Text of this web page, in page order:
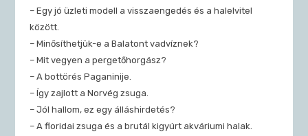
– Egy jó üzleti modell a visszaengedés és a halelvitel
között.
– Minősíthetjük-e a Balatont vadvíznek?
– Mit vegyen a pergetőhorgász?
– A bottörés Paganinije.
– Így zajlott a Norvég zsuga.
– Jól hallom, ez egy álláshirdetés?
– A floridai zsuga és a brutál kigyúrt akváriumi halak.